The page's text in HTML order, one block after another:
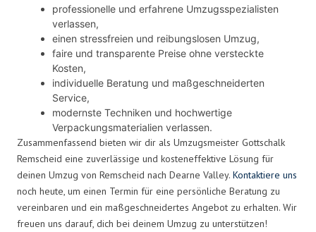
professionelle und erfahrene Umzugsspezialisten
verlassen,
einen stressfreien und reibungslosen Umzug,
faire und transparente Preise ohne versteckte
Kosten,
individuelle Beratung und maßgeschneiderten
Service,
modernste Techniken und hochwertige
Verpackungsmaterialien verlassen.
Zusammenfassend bieten wir dir als Umzugsmeister Gottschalk
Remscheid eine zuverlässige und kosteneffektive Lösung für
deinen Umzug von Remscheid nach Dearne Valley. Kontaktiere uns
noch heute, um einen Termin für eine persönliche Beratung zu
vereinbaren und ein maßgeschneidertes Angebot zu erhalten. Wir
freuen uns darauf, dich bei deinem Umzug zu unterstützen!